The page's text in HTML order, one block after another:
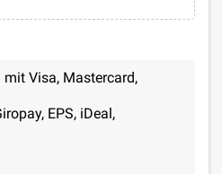
Visa, Mastercard,
EPS, iDeal,